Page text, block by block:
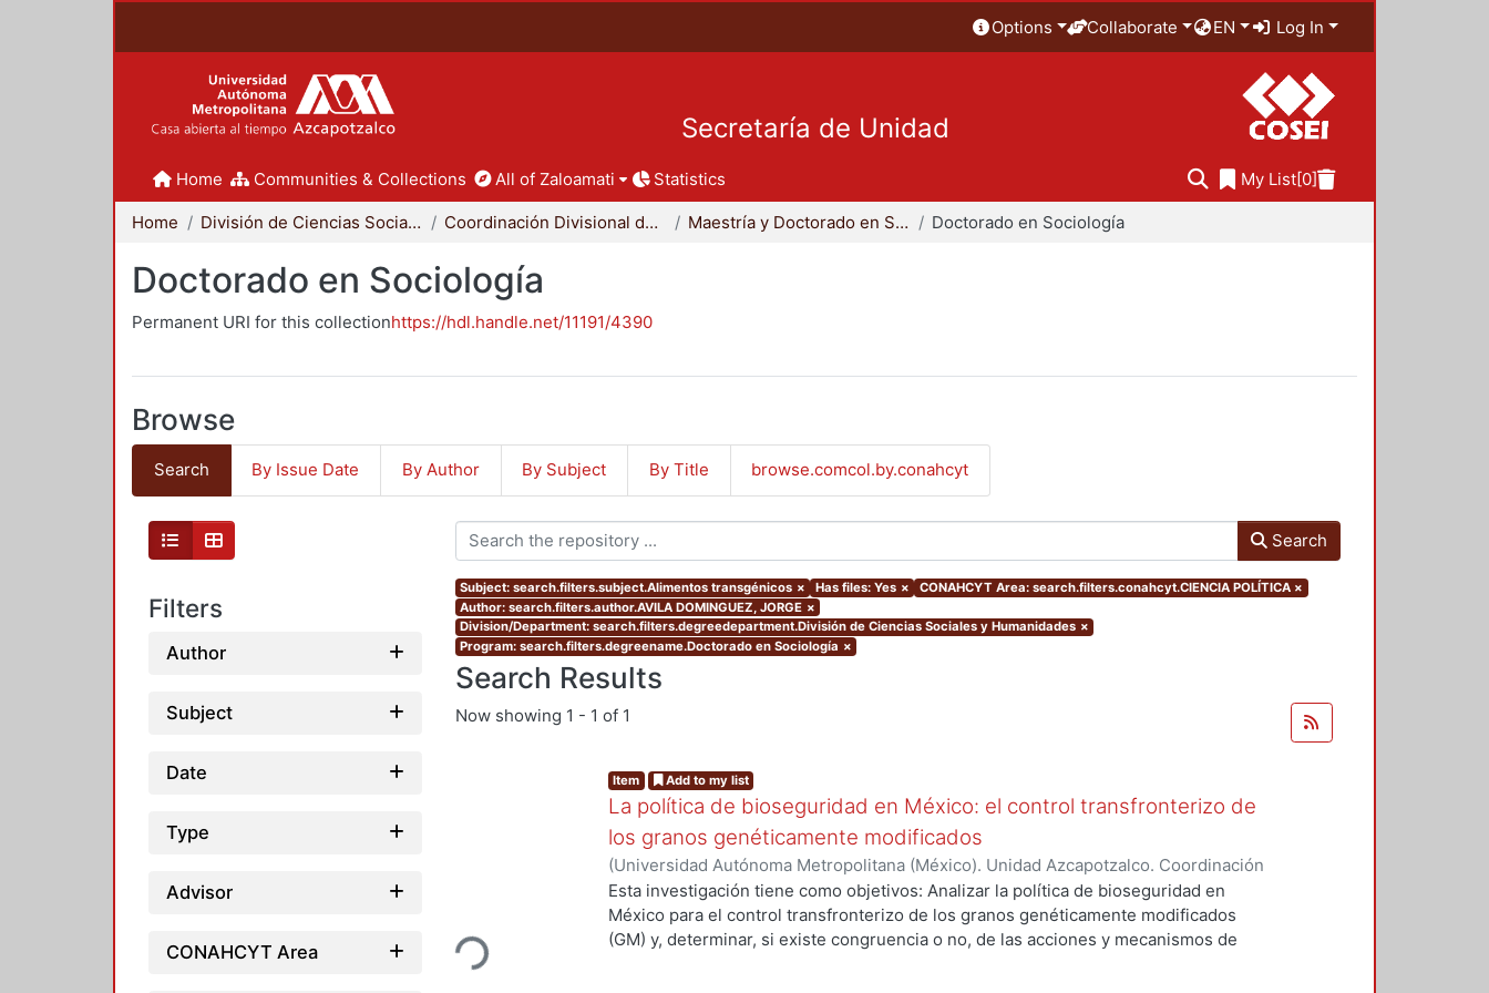
Options Collaborate EN Log In
Secretaría de Unidad
Home Communities & Collections All of Zaloamati Statistics My List[0]
Home División de Ciencias Sociales y Humanidades Coordinación Divisional de Posgrado Maestría y Doctorado en Sociología Doctorado en Sociología
Doctorado en Sociología
Permanent URI for this collectionhttps://hdl.handle.net/11191/4390
Browse
Search By Issue Date By Author By Subject By Title browse.comcol.by.conahcyt
Filters
Author
Subject
Date
Type
Advisor
CONAHCYT Area
Search
Subject: search.filters.subject.Alimentos transgénicos × Has files: Yes × CONAHCYT Area: search.filters.conahcyt.CIENCIA POLÍTICA ×
Author: search.filters.author.AVILA DOMINGUEZ, JORGE ×
Division/Department: search.filters.degreedepartment.División de Ciencias Sociales y Humanidades ×
Program: search.filters.degreename.Doctorado en Sociología ×
Search Results
Now showing 1 - 1 of 1
Loading...
Item Add to my list
La política de bioseguridad en México: el control transfronterizo de
los granos genéticamente modificados
(Universidad Autónoma Metropolitana (México). Unidad Azcapotzalco. Coordinación
de Servicios de Información.,2013-10-30)AVILA DOMINGUEZ, JORGE
Esta investigación tiene como objetivos: Analizar la política de bioseguridad en
México para el control transfronterizo de los granos genéticamente modificados
(GM) y, determinar, si existe congruencia o no, de las acciones y mecanismos de